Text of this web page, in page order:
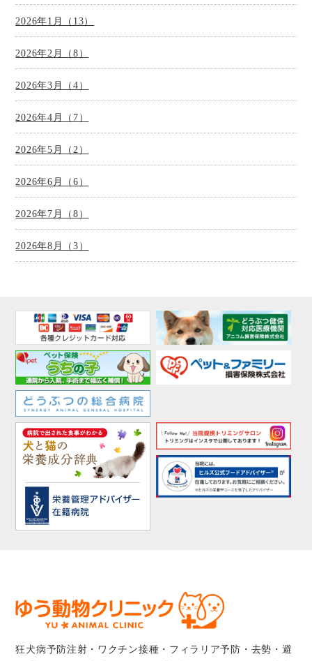
2026年1月（13）
2026年2月（8）
2026年3月（4）
2026年4月（7）
2026年5月（2）
2026年6月（6）
2026年7月（8）
2026年8月（3）
狂犬病予防注射・ワクチン接種・フィラリア予防・去勢・避